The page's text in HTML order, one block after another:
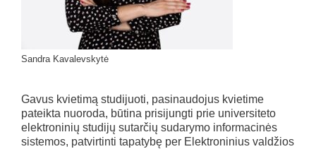
Sandra Kavalevskytė
Gavus kvietimą studijuoti, pasinaudojus kvietime
pateikta nuoroda, būtina prisijungti prie universiteto
elektroninių studijų sutarčių sudarymo informacinės
sistemos, patvirtinti tapatybę per Elektroninius valdžios